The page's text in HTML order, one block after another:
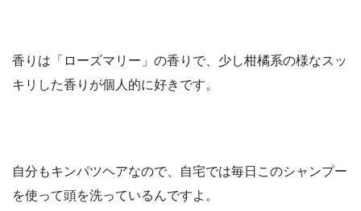
香りは「ローズマリー」の香りで、少し柑橘系の様なスッ
キリした香りが個人的に好きです。
自分もキンパツヘアなので、自宅では毎日このシャンプー
を使って頭を洗っているんですよ。